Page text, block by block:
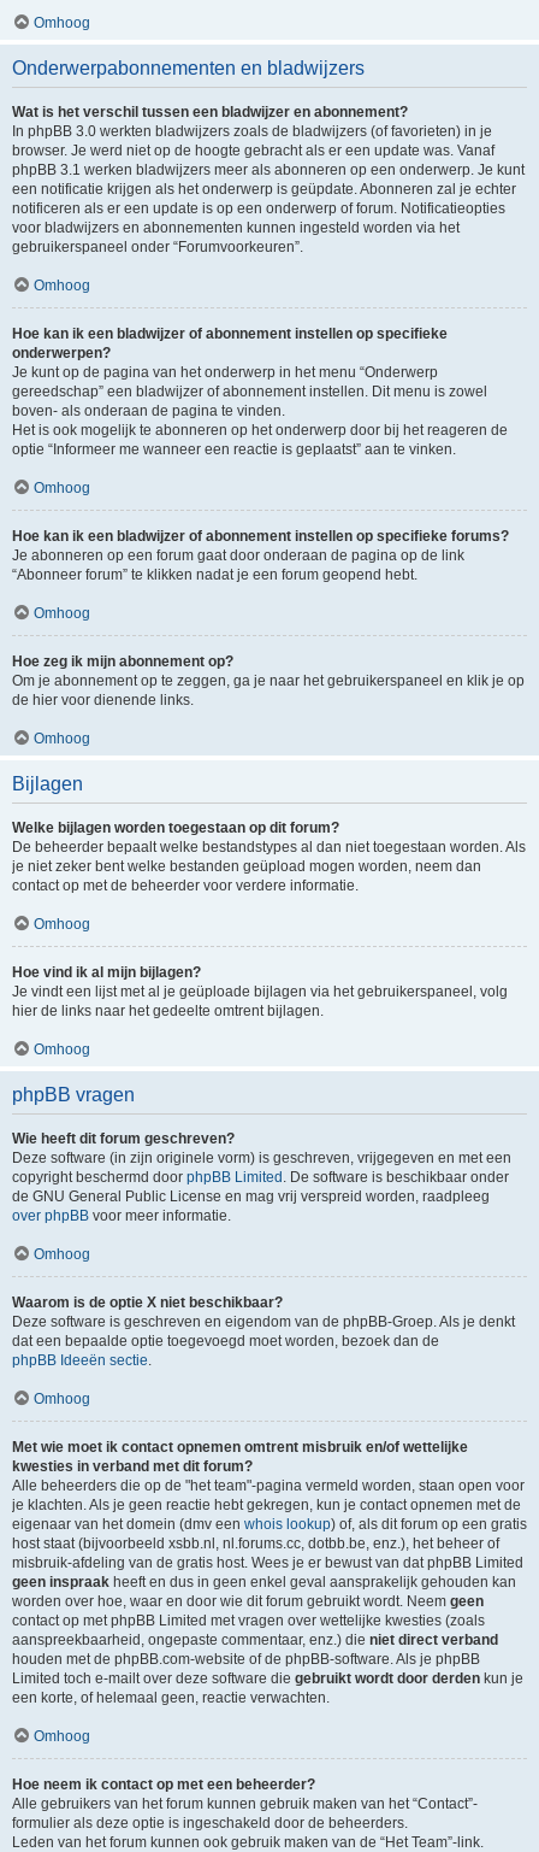
Omhoog
Onderwerpabonnementen en bladwijzers
Wat is het verschil tussen een bladwijzer en abonnement?
In phpBB 3.0 werkten bladwijzers zoals de bladwijzers (of favorieten) in je
browser. Je werd niet op de hoogte gebracht als er een update was. Vanaf
phpBB 3.1 werken bladwijzers meer als abonneren op een onderwerp. Je kunt
een notificatie krijgen als het onderwerp is geüpdate. Abonneren zal je echter
notificeren als er een update is op een onderwerp of forum. Notificatieopties
voor bladwijzers en abonnementen kunnen ingesteld worden via het
gebruikerspaneel onder “Forumvoorkeuren”.
Omhoog
Hoe kan ik een bladwijzer of abonnement instellen op specifieke
onderwerpen?
Je kunt op de pagina van het onderwerp in het menu “Onderwerp
gereedschap” een bladwijzer of abonnement instellen. Dit menu is zowel
boven- als onderaan de pagina te vinden.
Het is ook mogelijk te abonneren op het onderwerp door bij het reageren de
optie “Informeer me wanneer een reactie is geplaatst” aan te vinken.
Omhoog
Hoe kan ik een bladwijzer of abonnement instellen op specifieke forums?
Je abonneren op een forum gaat door onderaan de pagina op de link
“Abonneer forum” te klikken nadat je een forum geopend hebt.
Omhoog
Hoe zeg ik mijn abonnement op?
Om je abonnement op te zeggen, ga je naar het gebruikerspaneel en klik je op
de hier voor dienende links.
Omhoog
Bijlagen
Welke bijlagen worden toegestaan op dit forum?
De beheerder bepaalt welke bestandstypes al dan niet toegestaan worden. Als
je niet zeker bent welke bestanden geüpload mogen worden, neem dan
contact op met de beheerder voor verdere informatie.
Omhoog
Hoe vind ik al mijn bijlagen?
Je vindt een lijst met al je geüploade bijlagen via het gebruikerspaneel, volg
hier de links naar het gedeelte omtrent bijlagen.
Omhoog
phpBB vragen
Wie heeft dit forum geschreven?
Deze software (in zijn originele vorm) is geschreven, vrijgegeven en met een
copyright beschermd door phpBB Limited . De software is beschikbaar onder
de GNU General Public License en mag vrij verspreid worden, raadpleeg
over phpBB voor meer informatie.
Omhoog
Waarom is de optie X niet beschikbaar?
Deze software is geschreven en eigendom van de phpBB-Groep. Als je denkt
dat een bepaalde optie toegevoegd moet worden, bezoek dan de
phpBB Ideeën sectie
Omhoog
Met wie moet ik contact opnemen omtrent misbruik en/of wettelijke
kwesties in verband met dit forum?
Alle beheerders die op de "het team"-pagina vermeld worden, staan open voor
je klachten. Als je geen reactie hebt gekregen, kun je contact opnemen met de
eigenaar van het domein (dmv een whois lookup) of, als dit forum op een gratis
host staat (bijvoorbeeld xsbb.nl, nl.forums.cc, dotbb.be, enz.), het beheer of
misbruik-afdeling van de gratis host. Wees je er bewust van dat phpBB Limited
geen inspraak heeft en dus in geen enkel geval aansprakelijk gehouden kan
worden over hoe, waar en door wie dit forum gebruikt wordt. Neem geen
contact op met phpBB Limited met vragen over wettelijke kwesties (zoals
aanspreekbaarheid, ongepaste commentaar, enz.) die niet direct verband
houden met de phpBB.com-website of de phpBB-software. Als je phpBB
Limited toch e-mailt over deze software die gebruikt wordt door derden kun je
een korte, of helemaal geen, reactie verwachten.
Omhoog
Hoe neem ik contact op met een beheerder?
Alle gebruikers van het forum kunnen gebruik maken van het “Contact”-
formulier als deze optie is ingeschakeld door de beheerders.
Leden van het forum kunnen ook gebruik maken van de “Het Team”-link.